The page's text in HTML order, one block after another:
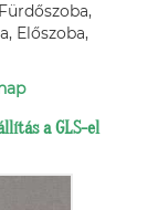
Előszoba,
a GLS-el